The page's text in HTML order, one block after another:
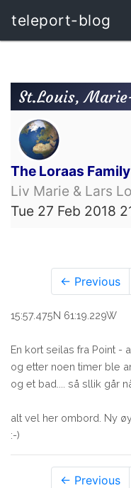
teleport-blog
St.Louis,
The Loraas
Liv Marie & Lars
Tue 27 Feb 2018
← Previous
15:57.475N 61:19.229W
En kort seilas fra Point -
og etter noen timer ble
og et bad.... så sllik går
alt vel her ombord. Ny
:-)
← Previous